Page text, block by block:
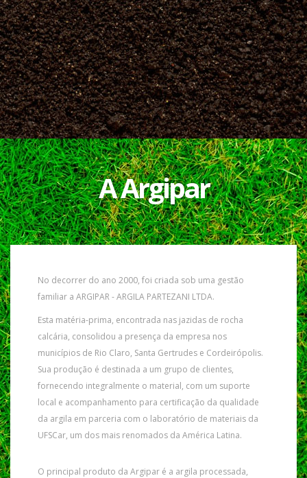
A Argipar
No decorrer do ano 2000, foi criada sob uma gestão
familiar a ARGIPAR - ARGILA PARTEZANI LTDA.
Esta matéria-prima, encontrada nas jazidas de rocha
calcária, consolidou a presença da empresa nos
municípios de Rio Claro, Santa Gertrudes e Cordeirópolis.
Sua produção é destinada a um grupo de clientes,
fornecendo integralmente o material, com um suporte
local e acompanhamento para certificação da qualidade
da argila em parceria com o laboratório de materiais da
UFSCar, um dos mais renomados da América Latina.
O principal produto da Argipar é a argila processada,